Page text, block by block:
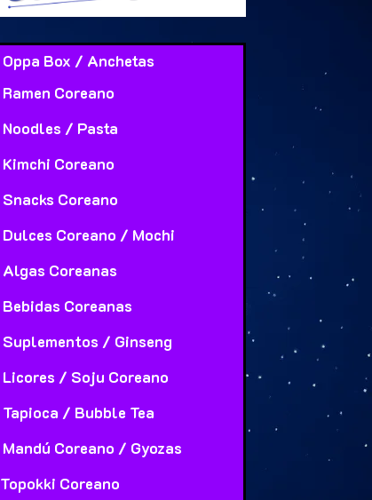
Oppa Box / Anchetas
Ramen Coreano
Noodles / Pasta
Kimchi Coreano
Snacks Coreano
Dulces Coreano / Mochi
Algas Coreanas
Bebidas Coreanas
Suplementos / Ginseng
Licores / Soju Coreano
Tapioca / Bubble Tea
Mandú Coreano / Gyozas
Topokki Coreano